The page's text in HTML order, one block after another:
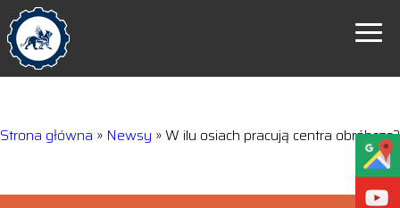
Strona główna » Newsy »W ilu osiach pracują centra obróbcze?